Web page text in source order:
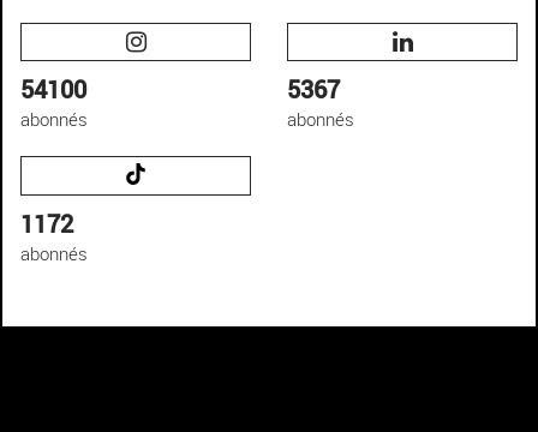
54100
abonnés
5367
abonnés
1172
abonnés